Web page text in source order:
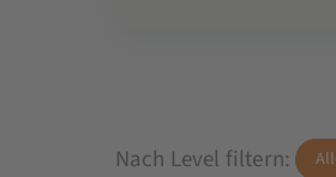
Nach Level filtern: